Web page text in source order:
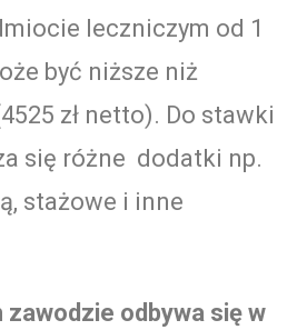
leczniczym od 1
być niższe niż
zł netto). Do stawki
się różne dodatki np.
stażowe i inne
zawodzie odbywa się w